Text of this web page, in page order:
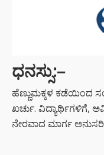
ಧನಸ್ಸು:–
ಹೆಣ್ಣುಮಕ್ಕಳ ಕಡೆಯಿಂದ
ಖರ್ಚು. ವಿದ್ಯಾರ್ಥಿಗಳಿಗೆ,
ನೇರವಾದ ಮಾರ್ಗ